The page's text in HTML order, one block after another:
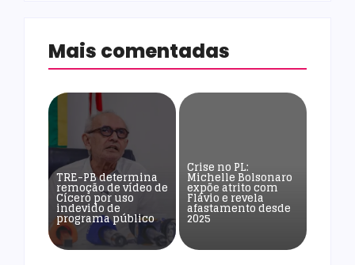
Mais comentadas
TRE-PB determina
remoção de vídeo de
Cícero por uso
indevido de
programa público
Crise no PL:
Michelle Bolsonaro
expõe atrito com
Flávio e revela
afastamento desde
2025